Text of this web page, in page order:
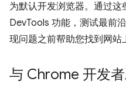
为默认开发浏览器。通过
DevTools 功能，测试最前
现问题之前帮助您找到网站
与 Chrome 开发